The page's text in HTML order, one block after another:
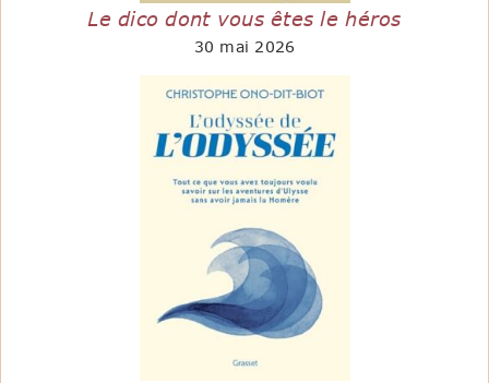
Le dico dont vous êtes le héros
30 mai 2026